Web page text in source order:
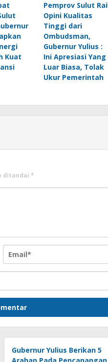
Kuat
Pemprov Sulut
Opini Kualitas
Tinggi dari
Ombudsman,
Gubernur Yulius :
Ini Apresiasi Yang
Luar Biasa, Tolak
Ukur Pemerintah
ditandai *
Gubernur Yulius Berikan 5